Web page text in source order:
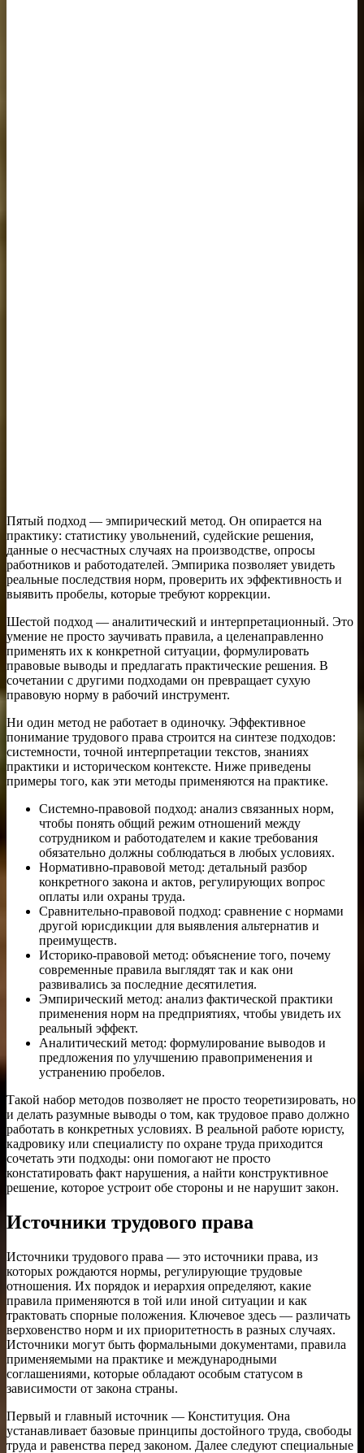
Пятый подход — эмпирический метод. Он опирается на
практику: статистику увольнений, судейские решения,
данные о несчастных случаях на производстве, опросы
работников и работодателей. Эмпирика позволяет увидеть
реальные последствия норм, проверить их эффективность и
выявить пробелы, которые требуют коррекции.
Шестой подход — аналитический и интерпретационный. Это
умение не просто заучивать правила, а целенаправленно
применять их к конкретной ситуации, формулировать
правовые выводы и предлагать практические решения. В
сочетании с другими подходами он превращает сухую
правовую норму в рабочий инструмент.
Ни один метод не работает в одиночку. Эффективное
понимание трудового права строится на синтезе подходов:
системности, точной интерпретации текстов, знаниях
практики и историческом контексте. Ниже приведены
примеры того, как эти методы применяются на практике.
Системно-правовой подход: анализ связанных норм,
чтобы понять общий режим отношений между
сотрудником и работодателем и какие требования
обязательно должны соблюдаться в любых условиях.
Нормативно-правовой метод: детальный разбор
конкретного закона и актов, регулирующих вопрос
оплаты или охраны труда.
Сравнительно-правовой подход: сравнение с нормами
другой юрисдикции для выявления альтернатив и
преимуществ.
Историко-правовой метод: объяснение того, почему
современные правила выглядят так и как они
развивались за последние десятилетия.
Эмпирический метод: анализ фактической практики
применения норм на предприятиях, чтобы увидеть их
реальный эффект.
Аналитический метод: формулирование выводов и
предложения по улучшению правоприменения и
устранению пробелов.
Такой набор методов позволяет не просто теоретизировать, но
и делать разумные выводы о том, как трудовое право должно
работать в конкретных условиях. В реальной работе юристу,
кадровику или специалисту по охране труда приходится
сочетать эти подходы: они помогают не просто
констатировать факт нарушения, а найти конструктивное
решение, которое устроит обе стороны и не нарушит закон.
Источники трудового права
Источники трудового права — это источники права, из
которых рождаются нормы, регулирующие трудовые
отношения. Их порядок и иерархия определяют, какие
правила применяются в той или иной ситуации и как
трактовать спорные положения. Ключевое здесь — различать
верховенство норм и их приоритетность в разных случаях.
Источники могут быть формальными документами, правила
применяемыми на практике и международными
соглашениями, которые обладают особым статусом в
зависимости от закона страны.
Первый и главный источник — Конституция. Она
устанавливает базовые принципы достойного труда, свободы
труда и равенства перед законом. Далее следуют специальные